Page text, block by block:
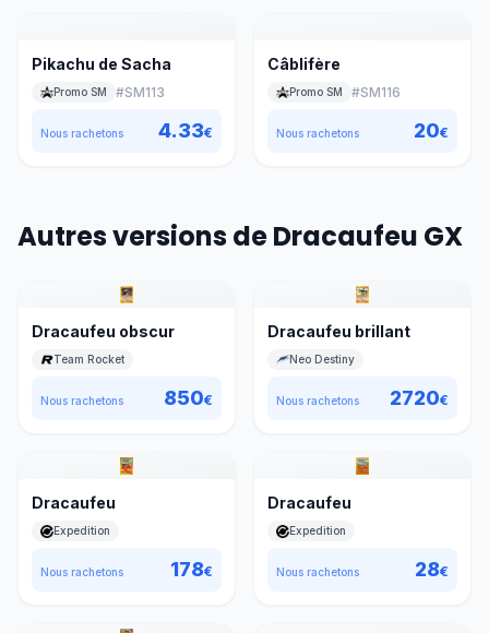
Pikachu de Sacha
Promo SM #SM113
Nous rachetons 4.33€
Câblifère
Promo SM #SM116
Nous rachetons 20€
Autres versions de Dracaufeu GX
Dracaufeu obscur
Team Rocket
Nous rachetons 850€
Dracaufeu brillant
Neo Destiny
Nous rachetons 2720€
Dracaufeu
Expedition
Nous rachetons 178€
Dracaufeu
Expedition
Nous rachetons 28€